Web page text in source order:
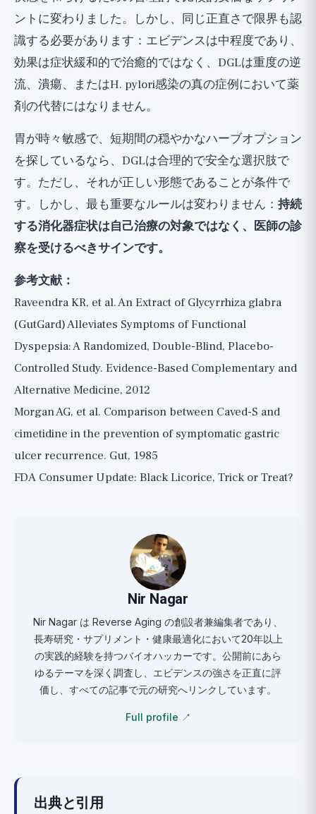
ントに変わりました。しかし、同じ正直さで限界も認
識する必要があります：エビデンスは中程度であり、
効果は症状緩和的で治癒的ではなく、DGLは重度の逆
流、潰瘍、またはH. pylori感染の真の症例において薬
剤の代替にはなりません。
胃が時々敏感で、短期間の穏やかなハーブオプション
を探しているなら、DGLは合理的で安全な選択肢で
す。ただし、それが正しい形態であることが条件で
す。しかし、最も重要なルールは変わりません： 持続
する消化器症状は自己治療の対象ではなく、医師の診
察を受けるべきサインです。
参考文献：
Raveendra KR, et al. An Extract of Glycyrrhiza glabra
(GutGard) Alleviates Symptoms of Functional
Dyspepsia: A Randomized, Double-Blind, Placebo-
Controlled Study. Evidence-Based Complementary and
Alternative Medicine, 2012
Morgan AG, et al. Comparison between Caved-S and
cimetidine in the prevention of symptomatic gastric
ulcer recurrence. Gut, 1985
FDA Consumer Update: Black Licorice, Trick or Treat?
Nir Nagar
Nir Nagar は Reverse Aging の創設者兼編集者であり、
長寿研究・サプリメント・健康最適化において20年以上
の実践的経験を持つバイオハッカーです。公開前にあら
ゆるテーマを深く調査し、エビデンスの強さを正直に評
価し、すべての記事で元の研究へリンクしています。
Full profile ↗
出典と引用